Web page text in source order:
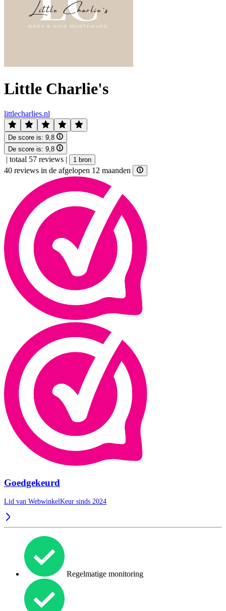
Little Charlie's
littlecharlies.nl
De score is: 9,8
De score is: 9,8
| totaal 57 reviews | 1 bron
40 reviews in de afgelopen 12 maanden
Goedgekeurd
Lid van WebwinkelKeur sinds 2024
Regelmatige monitoring